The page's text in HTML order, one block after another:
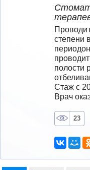
степени
полости
Стаж с
Врач
23